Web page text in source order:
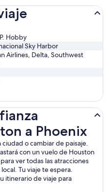
Hobby
Sky Harbor
Airlines, Delta, Southwest
a Phoenix
ciudad o cambiar de paisaje.
con un vuelo de Houston
ver todas las atracciones
Tu viaje te espera.
itinerario de viaje para